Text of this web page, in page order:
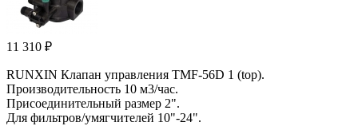
11 310 ₽
RUNXIN Клапан управления TMF-56D 1 (top).
Производительность 10 м3/час.
Присоединительный размер 2".
Для фильтров/умягчителей 10"-24".